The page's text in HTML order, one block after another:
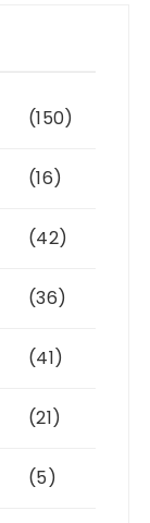
(150)
(16)
(42)
(36)
(41)
(21)
(5)